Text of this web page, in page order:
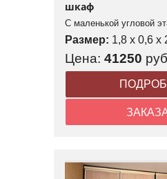
шкаф
С маленькой угловой
Размер: 1,8 x 0,6 x
Цена: 41250